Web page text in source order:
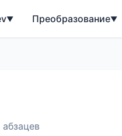
▼ Преобразование▼